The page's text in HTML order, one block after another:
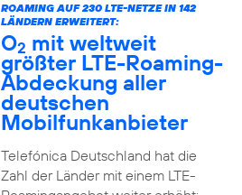
ROAMING AUF 230 LTE-NETZE IN 142
LÄNDERN ERWEITERT:
O2 mit weltweit
größter LTE-Roaming-
Abdeckung aller
deutschen
Mobilfunkanbieter
Telefónica Deutschland hat die
Zahl der Länder mit einem LTE-